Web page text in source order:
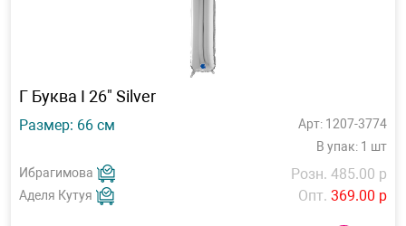
Г Буква I 26" Silver
Размер: 66 см
Арт: 1207-3774
В упак: 1 шт
Ибрагимова
Аделя Кутуя
Розн. 485.00 р
Опт. 369.00 р